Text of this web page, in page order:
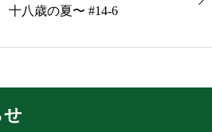
十八歳の夏〜 #14-6
せ